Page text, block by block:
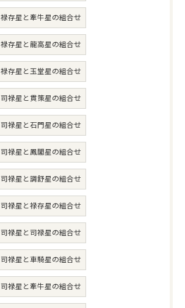
禄存星と牽牛星の組合せ
禄存星と龍高星の組合せ
禄存星と玉堂星の組合せ
司禄星と貫策星の組合せ
司禄星と石門星の組合せ
司禄星と鳳閣星の組合せ
司禄星と調舒星の組合せ
司禄星と禄存星の組合せ
司禄星と司禄星の組合せ
司禄星と車騎星の組合せ
司禄星と牽牛星の組合せ